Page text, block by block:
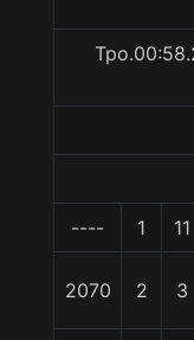
---- 1 11
2070 2 3